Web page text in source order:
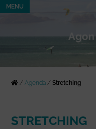
MENU
/Agenda /Stretching
STRETCHING